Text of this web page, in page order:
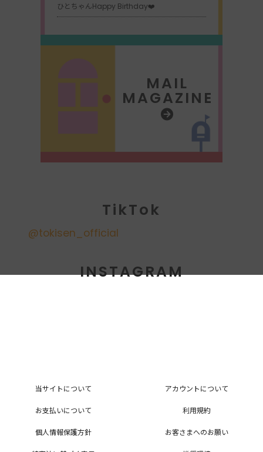
ひとちゃんHappy Birthday❤️
MAIL
MAGAZINE
TikTok
@tokisen_official
INSTAGRAM
当サイトについて アカウントについて
お支払いについて 利用規約
個人情報保護方針 お客さまへのお願い